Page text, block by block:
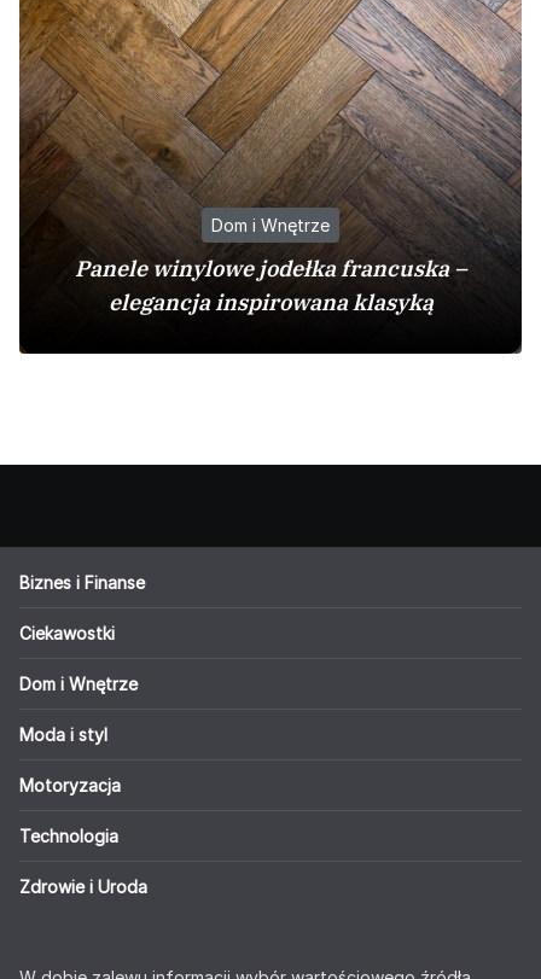
Dom i Wnętrze
Panele winylowe jodełka francuska –
elegancja inspirowana klasyką
Biznes i Finanse
Ciekawostki
Dom i Wnętrze
Moda i styl
Motoryzacja
Technologia
Zdrowie i Uroda